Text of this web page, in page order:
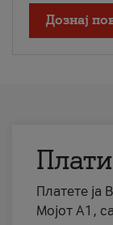
Дознај
Платете ја
Мојот А1,